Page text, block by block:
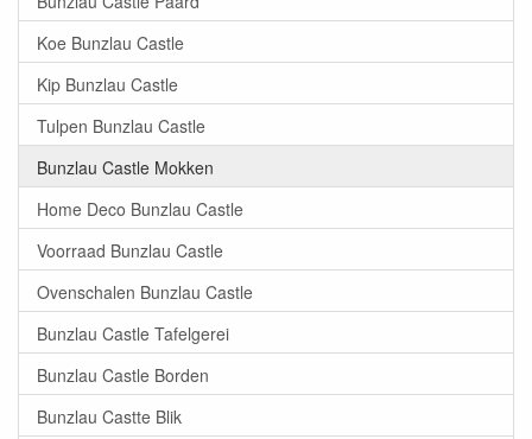
Koe Bunzlau Castle
Kip Bunzlau Castle
Tulpen Bunzlau Castle
Bunzlau Castle Mokken
Home Deco Bunzlau Castle
Voorraad Bunzlau Castle
Ovenschalen Bunzlau Castle
Bunzlau Castle Tafelgerei
Bunzlau Castle Borden
Bunzlau Castte Blik